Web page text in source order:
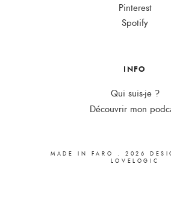
Pinterest
Spotify
INFO
Qui suis-je ?
Découvrir mon
MADE IN FARO .2026
LOVELOGIC